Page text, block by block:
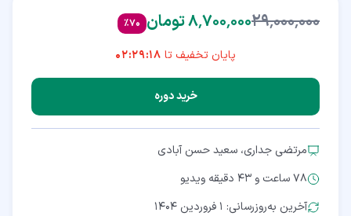
۲۹٬۰۰۰٬۰۰۰۸٬۷۰۰٬۰۰۰ تومان %70
پایان تخفیف تا 02:29:17
خرید دوره
مرتضی جداری، سعید حسن آبادی
78 ساعت و 43 دقیقه
ویدیو
آخرین به‌روزرسانی: ۱ فروردین ۱۴۰۴